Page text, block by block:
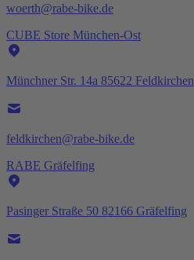
woerth@rabe-bike.de
CUBE Store München-Ost
Münchner Str. 14a 85622 Feldkirchen
feldkirchen@rabe-bike.de
RABE Gräfelfing
Pasinger Straße 50 82166 Gräfelfing